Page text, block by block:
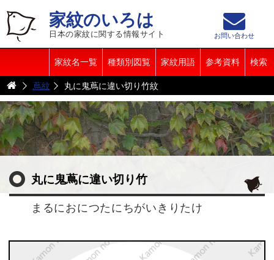
家紋のいろは
日本の家紋に関する情報サイト
家紋名一覧 種類別図覧 家紋用語 参考資料 検索
お問い合わせ
蔦紋 丸に鬼蔦に違い切り竹紋
丸に鬼蔦に違い切り竹
まるにおにつたにちがいきりたけ